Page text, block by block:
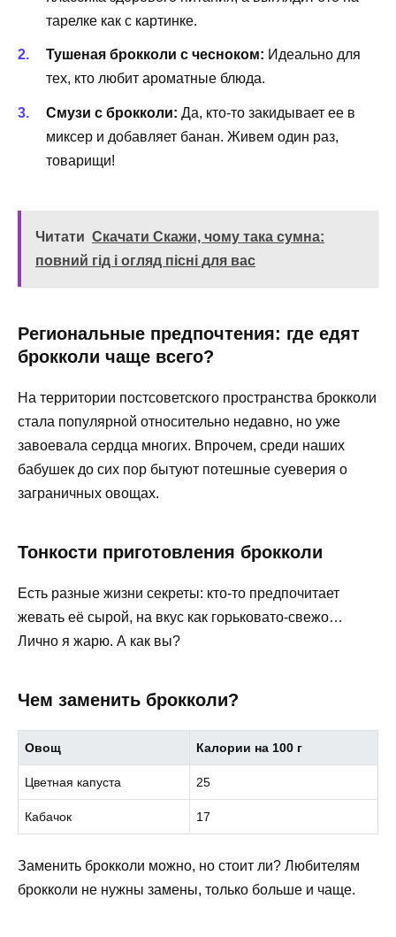
тарелке как с картинке.
Тушеная брокколи с чесноком: Идеально для
тех, кто любит ароматные блюда.
Смузи с брокколи: Да, кто-то закидывает ее в
миксер и добавляет банан. Живем один раз,
товарищи!
Читати Скачати Скажи, чому така сумна:
повний гід і огляд пісні для вас
Региональные предпочтения: где едят
брокколи чаще всего?
На территории постсоветского пространства брокколи
стала популярной относительно недавно, но уже
завоевала сердца многих. Впрочем, среди наших
бабушек до сих пор бытуют потешные суеверия о
заграничных овощах.
Тонкости приготовления брокколи
Есть разные жизни секреты: кто-то предпочитает
жевать её сырой, на вкус как горьковато-свежо…
Лично я жарю. А как вы?
Чем заменить брокколи?
Овощ Калории на 100 г
Цветная капуста 25
Кабачок 17
Заменить брокколи можно, но стоит ли? Любителям
брокколи не нужны замены, только больше и чаще.